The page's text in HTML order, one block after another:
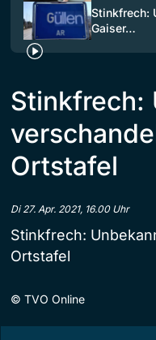
Stinkfrech:
Gaiser…
Stinkfrech:
Ortstafel
Di 27. Apr. 2021, 16.00 Uhr
Stinkfrech:
Ortstafel
© TVO Online